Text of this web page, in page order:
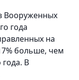
Вооруженных
года
на
больше, чем
В